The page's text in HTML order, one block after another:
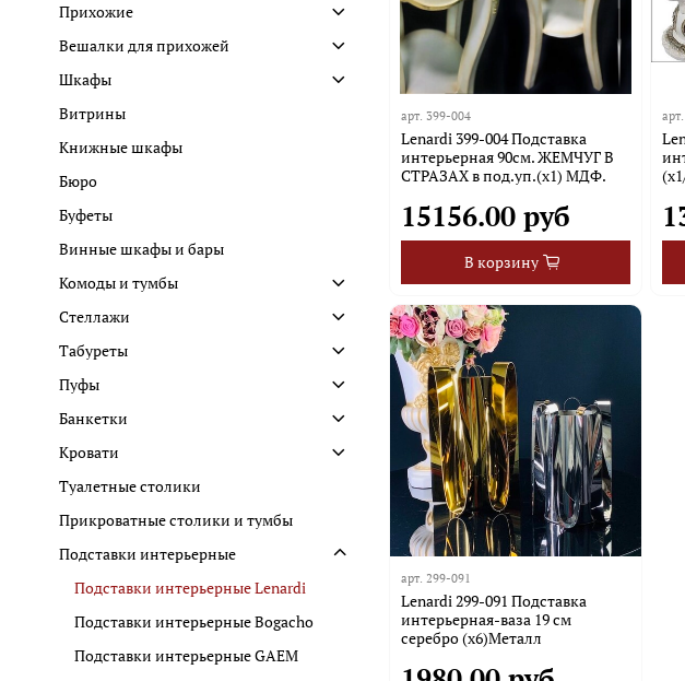
арт. 399-004
Lenardi 399-004 Подставка
интерьерная 90см. ЖЕМЧУГ В
СТРАЗАХ в под.уп.(х1) МДФ.
15156.00 руб
В корзину
арт.
арт. 299-091
Lenardi 299-091 Подставка
интерьерная-ваза 19 см
серебро (х6)Металл
Прихожие
Вешалки для прихожей
Шкафы
Витрины
Книжные шкафы
Бюро
Буфеты
Винные шкафы и бары
Комоды и тумбы
Стеллажи
Табуреты
Пуфы
Банкетки
Кровати
Туалетные столики
Прикроватные столики и тумбы
Подставки интерьерные
Подставки интерьерные Lenardi
Подставки интерьерные Bogacho
Подставки интерьерные GAEM